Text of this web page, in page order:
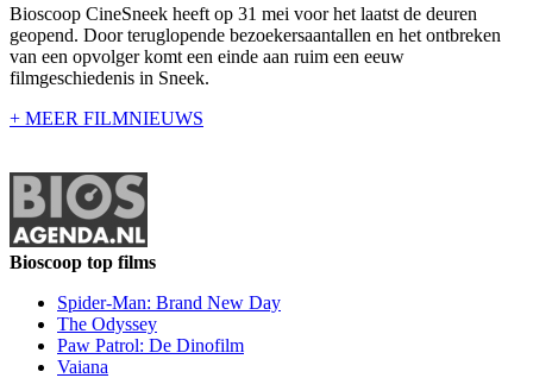
Bioscoop CineSneek heeft op 31 mei voor het laatst de deuren
geopend. Door teruglopende bezoekersaantallen en het ontbreken
van een opvolger komt een einde aan ruim een eeuw
filmgeschiedenis in Sneek.
+ MEER FILMNIEUWS
Bioscoop top films
Spider-Man: Brand New Day
The Odyssey
Paw Patrol: De Dinofilm
Vaiana